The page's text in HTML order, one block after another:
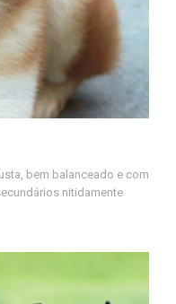
bem balanceado e com
nitidamente